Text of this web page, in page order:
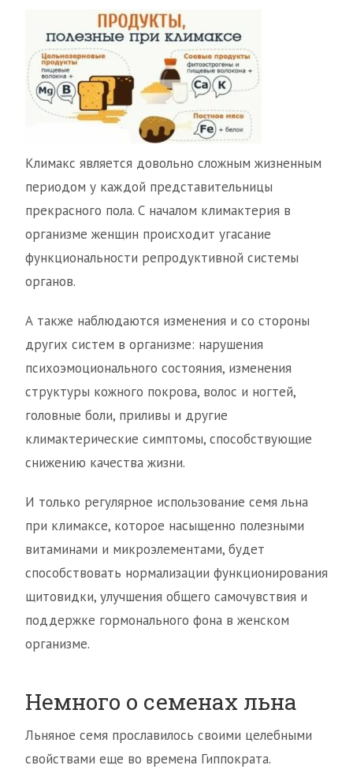
Климакс является довольно сложным жизненным
периодом у каждой представительницы
прекрасного пола. С началом климактерия в
организме женщин происходит угасание
функциональности репродуктивной системы
органов.
А также наблюдаются изменения и со стороны
других систем в организме: нарушения
психоэмоционального состояния, изменения
структуры кожного покрова, волос и ногтей,
головные боли, приливы и другие
климактерические симптомы, способствующие
снижению качества жизни.
И только регулярное использование семя льна
при климаксе, которое насыщенно полезными
витаминами и микроэлементами, будет
способствовать нормализации функционирования
щитовидки, улучшения общего самочувствия и
поддержке гормонального фона в женском
организме.
Немного о семенах льна
Льняное семя прославилось своими целебными
свойствами еще во времена Гиппократа.